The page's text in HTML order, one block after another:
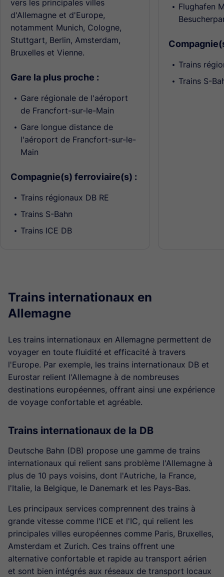
vers les principales villes
d'Allemagne et d'Europe,
notamment Munich, Cologne,
Stuttgart, Berlin, Amsterdam,
Bruxelles et Vienne.
Gare la plus proche :
Gare régionale de l'aéroport
de Francfort-sur-le-Main
Gare longue distance de
l'aéroport de Francfort-sur-le-
Main
Compagnie(s) ferroviaire(s) :
Trains régionaux DB RE
Trains S-Bahn
Trains ICE DB
Flughafen
Trains
Trains S-
Trains internationaux en
Allemagne
Les trains internationaux en Allemagne permettent de
voyager en toute fluidité et efficacité à travers
l'Europe. Par exemple, les trains internationaux DB et
Eurostar relient l'Allemagne à de nombreuses
destinations européennes, offrant ainsi une expérience
de voyage confortable et agréable.
Trains internationaux de la DB
Deutsche Bahn (DB) propose une gamme de trains
internationaux qui relient sans problème l'Allemagne à
plus de 10 pays voisins, dont l'Autriche, la France,
l'Italie, la Belgique, le Danemark et les Pays-Bas.
Les principaux services comprennent des trains à
grande vitesse comme l'ICE et l'IC, qui relient les
principales villes européennes comme Paris, Bruxelles,
Amsterdam et Zurich. Ces trains offrent une
alternative confortable et rapide au transport aérien
et sont bien intégrés aux réseaux de transport locaux